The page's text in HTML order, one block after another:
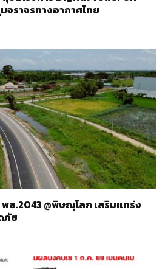
จราจรทางอากาศไทย
ล.2043 @พิษณุโลก เสริมแกร่ง
ภัย